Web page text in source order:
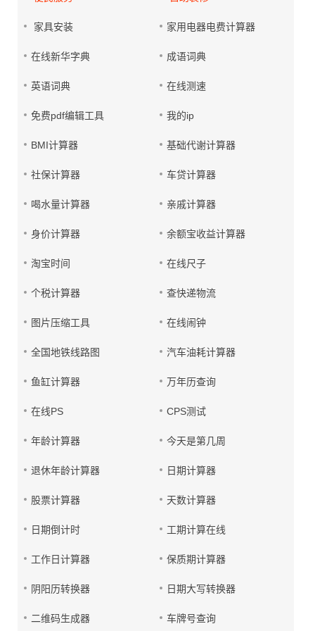
家具安装 家用电器电费计算器
在线新华字典 成语词典
英语词典 在线测速
免费pdf编辑工具 我的ip
BMI计算器 基础代谢计算器
社保计算器 车贷计算器
喝水量计算器 亲戚计算器
身价计算器 余额宝收益计算器
淘宝时间 在线尺子
个税计算器 查快递物流
图片压缩工具 在线闹钟
全国地铁线路图 汽车油耗计算器
鱼缸计算器 万年历查询
在线PS CPS测试
年龄计算器 今天是第几周
退休年龄计算器 日期计算器
股票计算器 天数计算器
日期倒计时 工期计算在线
工作日计算器 保质期计算器
阴阳历转换器 日期大写转换器
二维码生成器 车牌号查询